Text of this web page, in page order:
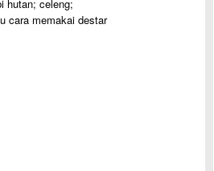
hutan; celeng;
cara memakai destar